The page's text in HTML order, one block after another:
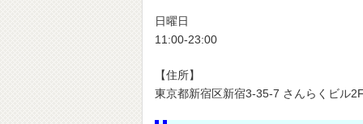
日曜日
11:00-23:00
【住所】
東京都新宿区新宿3-35-7 さんらくビル